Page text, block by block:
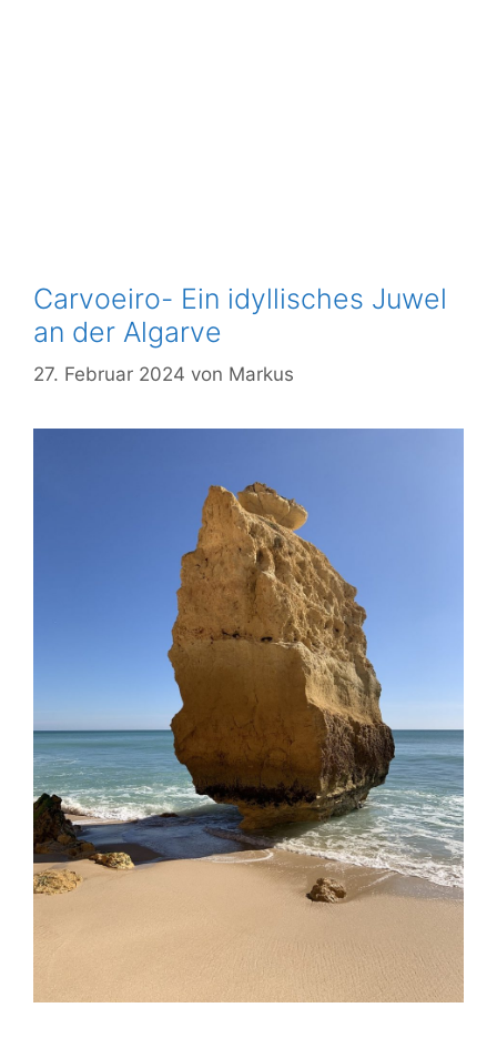
Carvoeiro- Ein idyllisches Juwel
an der Algarve
27. Februar 2024 von Markus